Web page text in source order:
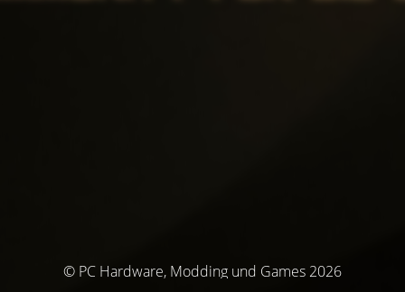
© PC Hardware, Modding und Games 2026